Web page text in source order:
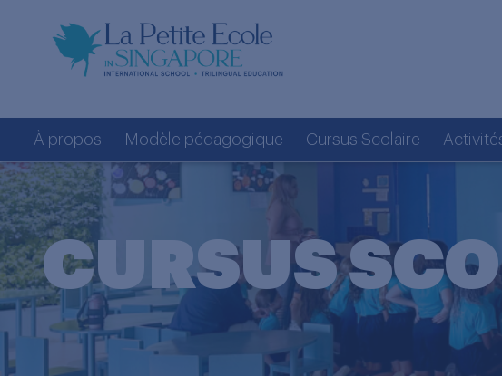
À propos Modèle pédagogique Cursus Scolaire
CURSUS